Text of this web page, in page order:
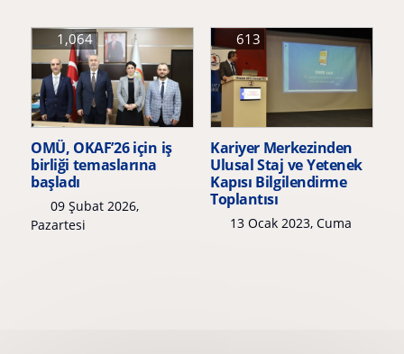
OMÜ, OKAF’26 için iş
birliği temaslarına
başladı
09 Şubat 2026,
Pazartesi
1,064
Kariyer Merkezinden
Ulusal Staj ve Yetenek
Kapısı Bilgilendirme
Toplantısı
13 Ocak 2023, Cuma
613